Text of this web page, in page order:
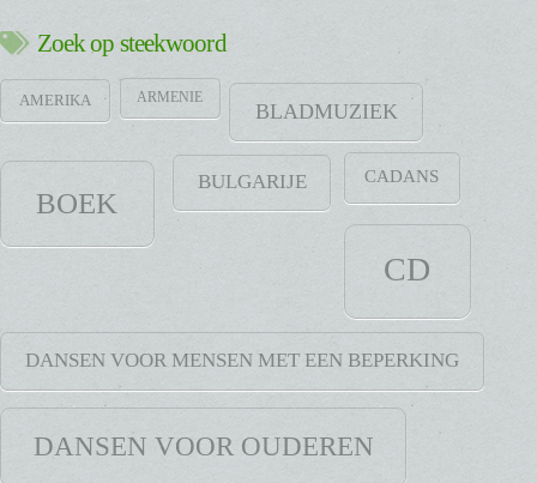
Zoek op steekwoord
AMERIKA ARMENIE
BLADMUZIEK
BOEK
BULGARIJE CADANS
CD
DANSEN VOOR MENSEN MET EEN BEPERKING
DANSEN VOOR OUDEREN